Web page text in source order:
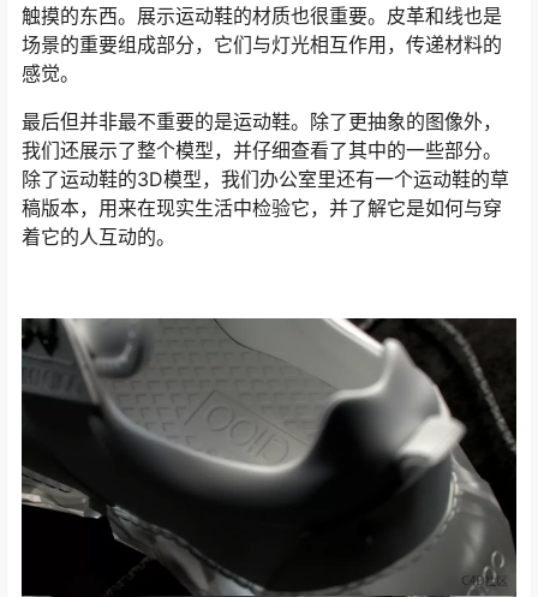
触摸的东西。展示运动鞋的材质也很重要。皮革和线也是
场景的重要组成部分，它们与灯光相互作用，传递材料的
感觉。
最后但并非最不重要的是运动鞋。除了更抽象的图像外，
我们还展示了整个模型，并仔细查看了其中的一些部分。
除了运动鞋的3D模型，我们办公室里还有一个运动鞋的草
稿版本，用来在现实生活中检验它，并了解它是如何与穿
着它的人互动的。